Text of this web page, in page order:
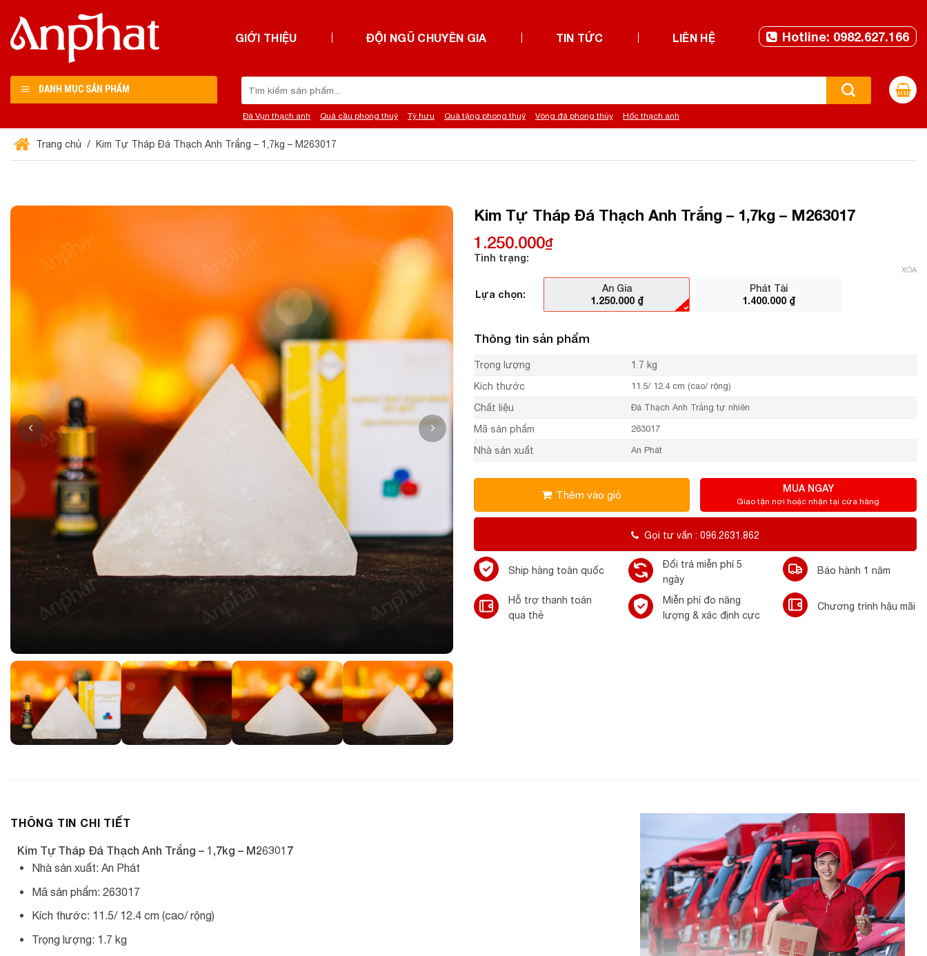
đến
nội
GIỚI THIỆU ĐỘI NGŨ CHUYÊN GIA TIN TỨC LIÊN HỆ Hotline: 0982.627.166
DANH MỤC SẢN PHẨM
kiếm:
Đá Vụn thạch anh Quả cầu phong thuỷ Tỳ hưu Quà tặng phong thuỷ Vòng đá phong thủy Hốc thạch anh
Trang chủ Kim Tự Tháp Đá Thạch Anh Trắng – 1,7kg – M263017
Kim Tự Tháp Đá Thạch Anh Trắng – 1,7kg – M263017
1.250.000₫
Tình trạng:
Lựa chọn:
An Gia
1.250.000 ₫
Phát Tài
1.400.000 ₫
XÓA
Thông tin sản phẩm
Trọng lượng
1.7 kg
Kích thước
11.5/ 12.4 cm (cao/ rộng)
Chất liệu Đá Thạch Anh Trắng tự nhiên
Mã sản phẩm 263017
Nhà sản xuất An Phát
Thêm vào giỏ MUA NGAY
Giao tận nơi hoặc nhận tại cửa hàng
Gọi tư vấn : 096.2631.862
Ship hàng toàn quốc
Đổi trả miễn phí 5
ngày
Bảo hành 1 năm
Hỗ trợ thanh toán
qua thẻ
Miễn phí đo năng
lượng & xác định cực
Chương trình hậu mãi
THÔNG TIN CHI TIẾT
Kim Tự Tháp Đá Thạch Anh Trắng – 1,7kg – M263017
Nhà sản xuất: An Phát
Mã sản phẩm: 263017
Kích thước: 11.5/ 12.4 cm (cao/ rộng)
Trọng lượng: 1.7 kg